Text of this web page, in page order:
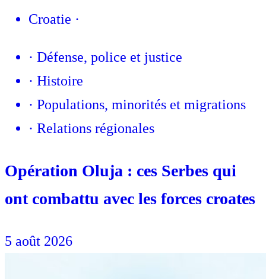
Croatie ·
· Défense, police et justice
· Histoire
· Populations, minorités et migrations
· Relations régionales
Opération Oluja : ces Serbes qui
ont combattu avec les forces croates
5 août 2026